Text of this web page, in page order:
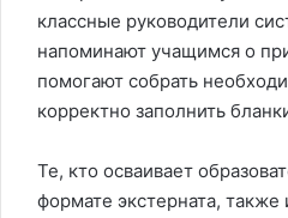
классные руководители
напоминают учащимся о
помогают собрать
корректно заполнить
Те, кто осваивает
формате экстерната,